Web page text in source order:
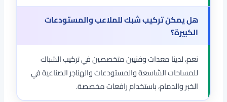
هل يمكن تركيب شبك للملاعب والمستودعات
الكبيرة؟
نعم، لدينا معدات وفنيين متخصصين في تركيب الشباك
للمساحات الشاسعة والمستودعات والهناجر الصناعية في
الخبر والدمام، باستخدام رافعات مخصصة.